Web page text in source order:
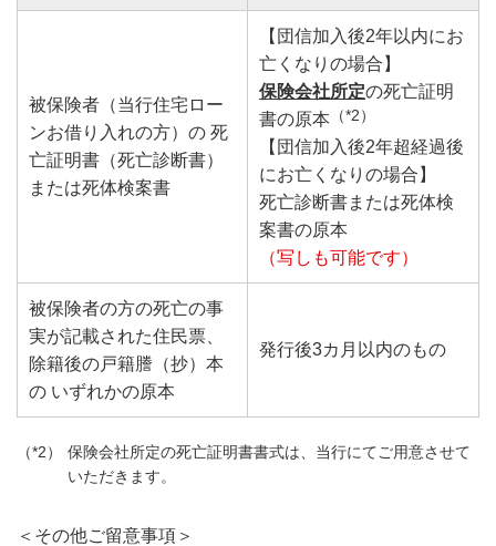
被保険者（当行住宅ロー
ンお借り入れの方）の 死
亡証明書（死亡診断書）
または死体検案書
【団信加入後2年以内にお
亡くなりの場合】
保険会社所定の死亡証明
書の原本 （*2）
【団信加入後2年超経過後
にお亡くなりの場合】
死亡診断書または死体検
案書の原本
（写しも可能です）
被保険者の方の死亡の事
実が記載された住民票、
除籍後の戸籍謄（抄）本
の いずれかの原本
発行後3カ月以内のもの
保険会社所定の死亡証明書書式は、当行にてご用意させて
いただきます。
＜その他ご留意事項＞